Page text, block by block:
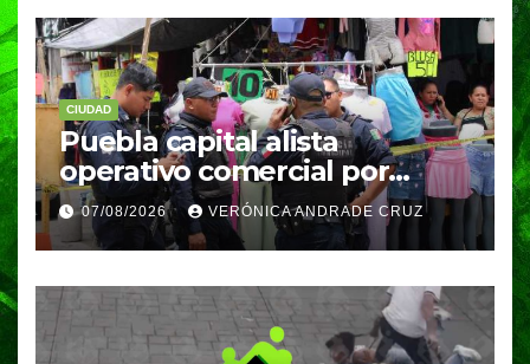
CIUDAD
Puebla capital alista
operativo comercial por
fiestas patrias y regreso a
clases
07/08/2026 VERÓNICA ANDRADE CRUZ